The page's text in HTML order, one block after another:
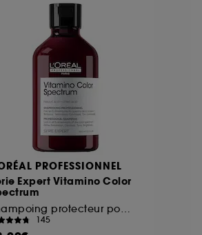
PROFESSIONNEL
Expert Vitamino Color
145
et la lecture de ces traceurs
mes choix" ci-dessous
Cookies, pour les finalités
refuser tous les cookies, cliques
obtenir plus d'information sur les